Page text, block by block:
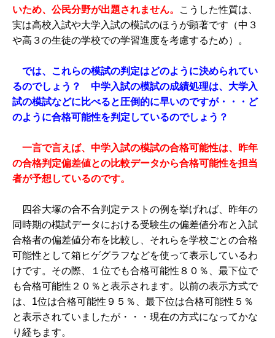
いため、公民分野が出題されません。
こうした性質は、
実は高校入試や大学入試の模試のほうが顕著です（中３
や高３の生徒の学校での学習進度を考慮するため）。
では、これらの模試の判定はどのように決められてい
るのでしょう？ 中学入試の模試の成績処理は、大学入
試の模試などに比べると圧倒的に早いのですが・・・ど
のように合格可能性を判定しているのでしょう？
一言で言えば、中学入試の模試の合格可能性は、昨年
の合格判定偏差値との比較データから合格可能性を担当
者が予想しているのです。
四谷大塚の合不合判定テストの例を挙げれば、昨年の
同時期の模試データにおける受験生の偏差値分布と入試
合格者の偏差値分布を比較し、それらを学校ごとの合格
可能性として箱ヒゲグラフなどを使って表示しているわ
けです。その際、１位でも合格可能性８０％、最下位で
も合格可能性２０％と表示されます。以前の表示方式で
は、1位は合格可能性９５％、最下位は合格可能性５％
と表示されていましたが・・・現在の方式になってかな
り経ちます。